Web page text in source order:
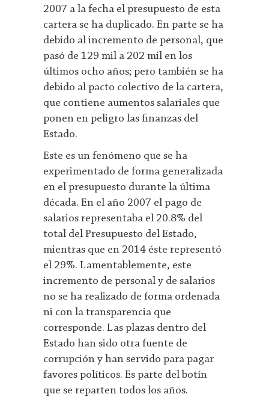
2007 a la fecha el presupuesto de esta
cartera se ha duplicado. En parte se ha
debido al incremento de personal, que
pasó de 129 mil a 202 mil en los
últimos ocho años; pero también se ha
debido al pacto colectivo de la cartera,
que contiene aumentos salariales que
ponen en peligro las finanzas del
Estado.
Este es un fenómeno que se ha
experimentado de forma generalizada
en el presupuesto durante la última
década. En el año 2007 el pago de
salarios representaba el 20.8% del
total del Presupuesto del Estado,
mientras que en 2014 éste representó
el 29%. Lamentablemente, este
incremento de personal y de salarios
no se ha realizado de forma ordenada
ni con la transparencia que
corresponde. Las plazas dentro del
Estado han sido otra fuente de
corrupción y han servido para pagar
favores políticos. Es parte del botín
que se reparten todos los años.